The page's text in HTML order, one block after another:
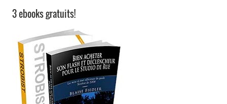
3 ebooks gratuits!